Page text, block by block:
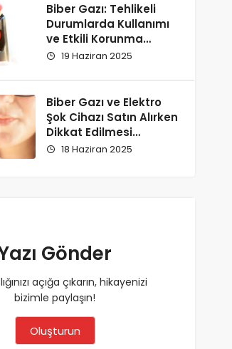
Biber Gazı: Tehlikeli
Durumlarda Kullanımı
ve Etkili Korunma
Yöntemi
19 Haziran 2025
Biber Gazı ve Elektro
Şok Cihazı Satın Alırken
Dikkat Edilmesi
Gerekenler
18 Haziran 2025
Gönder
açığa çıkarın, hikayenizi
bizimle paylaşın!
Oluşturun